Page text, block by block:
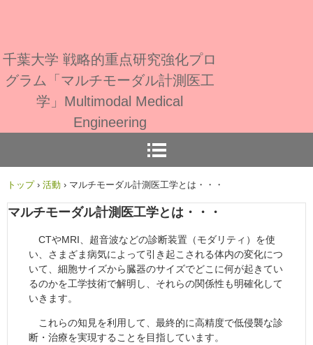
千葉大学 戦略的重点研究強化プロ
グラム「マルチモーダル計測医工
学」Multimodal Medical
Engineering
トップ › 活動 › マルチモーダル計測医工学とは・・・
マルチモーダル計測医工学とは・・・
CTやMRI、超音波などの診断装置（モダリティ）を使
い、さまざま病気によって引き起こされる体内の変化につ
いて、細胞サイズから臓器のサイズでどこに何が起きてい
るのかを工学技術で解明し、それらの関係性も明確化して
いきます。
これらの知見を利用して、最終的に高精度で低侵襲な診
断・治療を実現することを目指しています。